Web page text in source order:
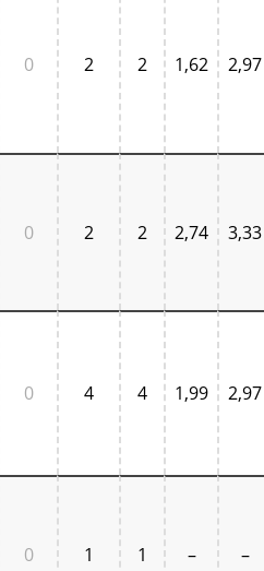
0 2 2 1,62 2,97
0 2 2 2,74 3,33
0 4 4 1,99 2,97
0 1 1 – –